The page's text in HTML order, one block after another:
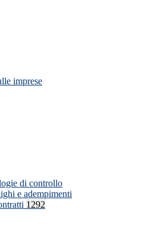
imprese
di controllo
e adempimenti
1292